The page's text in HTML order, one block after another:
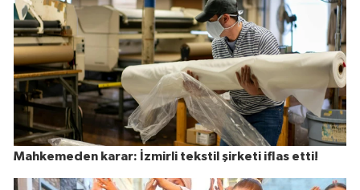
Mahkemeden karar: İzmirli tekstil şirketi iflas etti!